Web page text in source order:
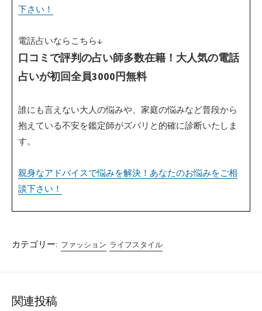
下さい！
電話占いならこちら↓
口コミで評判の占い師多数在籍！大人気の電話
占いが初回全員3000円無料
誰にも言えない大人の悩みや、家庭の悩みなど普段から
抱えている不安を鑑定師がズバリと的確に診断いたしま
す。
親身なアドバイスで悩みを解決！あなたのお悩みをご相
談下さい！
カテゴリー: ファッション ライフスタイル
関連投稿